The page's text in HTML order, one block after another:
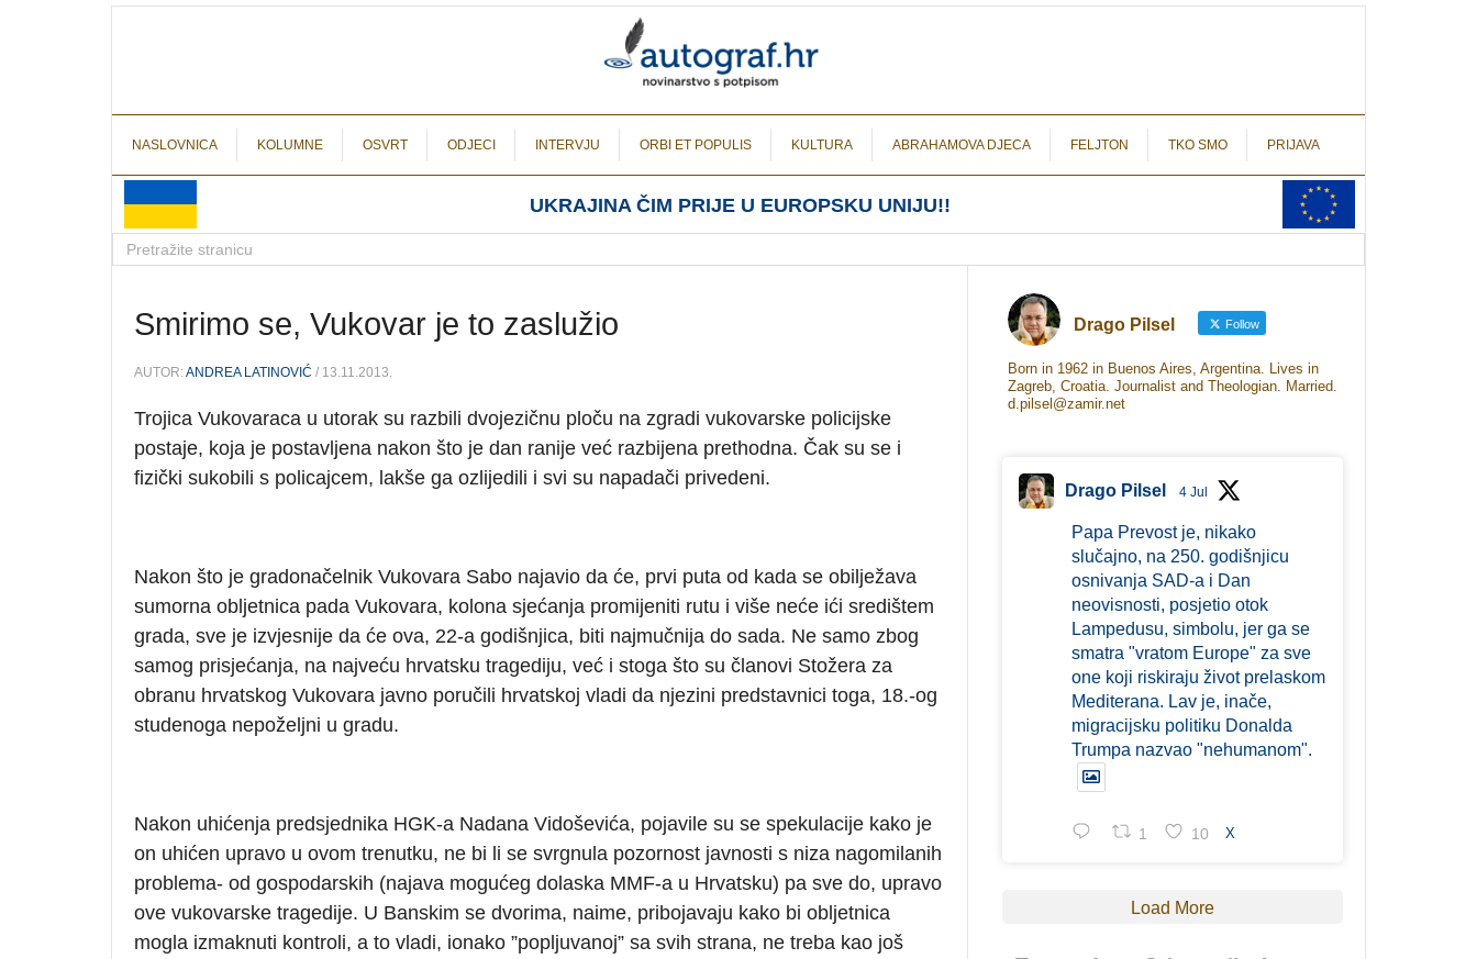
NASLOVNICA KOLUMNE OSVRT ODJECI INTERVJU ORBI ET POPULIS KULTURA ABRAHAMOVA DJECA FELJTON TKO SMO PRIJAVA
UKRAJINA ČIM PRIJE U EUROPSKU UNIJU!!
Smirimo se, Vukovar je to zaslužio
AUTOR:ANDREA LATINOVIĆ / 13.11.2013.
Trojica Vukovaraca u utorak su razbili dvojezičnu ploču na zgradi vukovarske policijske
postaje, koja je postavljena nakon što je dan ranije već razbijena prethodna. Čak su se i
fizički sukobili s policajcem, lakše ga ozlijedili i svi su napadači privedeni.
Nakon što je gradonačelnik Vukovara Sabo najavio da će, prvi puta od kada se obilježava
sumorna obljetnica pada Vukovara, kolona sjećanja promijeniti rutu i više neće ići središtem
grada, sve je izvjesnije da će ova, 22-a godišnjica, biti najmučnija do sada. Ne samo zbog
samog prisjećanja, na najveću hrvatsku tragediju, već i stoga što su članovi Stožera za
obranu hrvatskog Vukovara javno poručili hrvatskoj vladi da njezini predstavnici toga, 18.-og
studenoga nepoželjni u gradu.
Nakon uhićenja predsjednika HGK-a Nadana Vidoševića, pojavile su se spekulacije kako je
on uhićen upravo u ovom trenutku, ne bi li se svrgnula pozornost javnosti s niza nagomilanih
problema- od gospodarskih (najava mogućeg dolaska MMF-a u Hrvatsku) pa sve do, upravo
ove vukovarske tragedije. U Banskim se dvorima, naime, pribojavaju kako bi obljetnica
mogla izmaknuti kontroli, a to vladi, ionako ”popljuvanoj” sa svih strana, ne treba kao još
Drago Pilsel Follow
Born in 1962 in Buenos Aires, Argentina. Lives in
Zagreb, Croatia. Journalist and Theologian. Married.
d.pilsel@zamir.net
Drago Pilsel 4 Jul
Papa Prevost je, nikako
slučajno, na 250. godišnjicu
osnivanja SAD-a i Dan
neovisnosti, posjetio otok
Lampedusu, simbolu, jer ga se
smatra "vratom Europe" za sve
one koji riskiraju život prelaskom
Mediterana. Lav je, inače,
migracijsku politiku Donalda
Trumpa nazvao "nehumanom".
1 10 X
Load More